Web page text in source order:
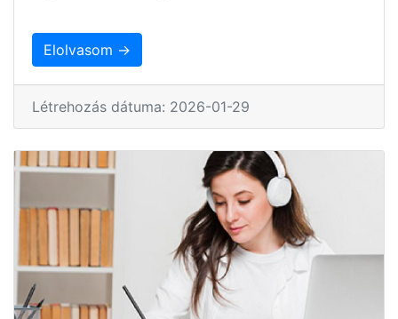
Elolvasom →
Létrehozás dátuma: 2026-01-29